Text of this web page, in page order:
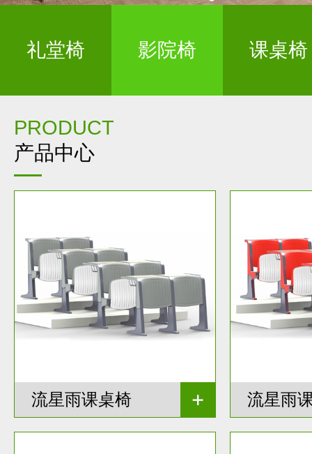
礼堂椅 影院椅 课桌椅
PRODUCT
产品中心
流星雨课桌椅 流星雨